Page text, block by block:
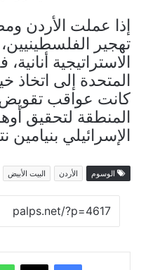
إذا عملت الأردن
تهجير
الاستراتيجية
المتحدة إلى اتخاذ
كانت عواقب تقويض
المنطقة لتحقيق
الإسرائيلي بنيامين
الوسوم الأردن البيت الأبيض
فيسبوك ‫X